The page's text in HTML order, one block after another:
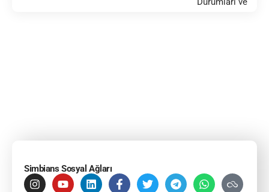
Simbians Sosyal Ağları